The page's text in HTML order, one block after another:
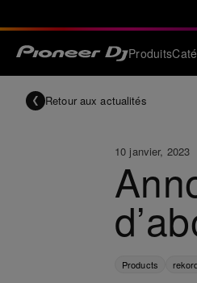
Produits
Retour aux actualités
10 janvier, 2023
Products